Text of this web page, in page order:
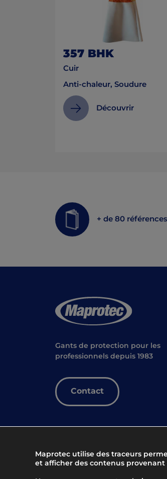
357 BHK
Cuir
Anti-chaleur, Soudure
Découvrir
+ de 80 références
Gants de protection pour les
professionnels depuis 1983
Contact
Maprotec utilise des traceurs
et afficher des contenus provenant